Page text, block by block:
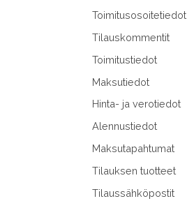
Toimitusosoitetiedot
Tilauskommentit
Toimitustiedot
Maksutiedot
Hinta- ja verotiedot
Alennustiedot
Maksutapahtumat
Tilauksen tuotteet
Tilaussähköpostit